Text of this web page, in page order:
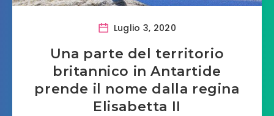
Luglio 3, 2020
Una parte del territorio
britannico in Antartide
prende il nome dalla regina
Elisabetta II